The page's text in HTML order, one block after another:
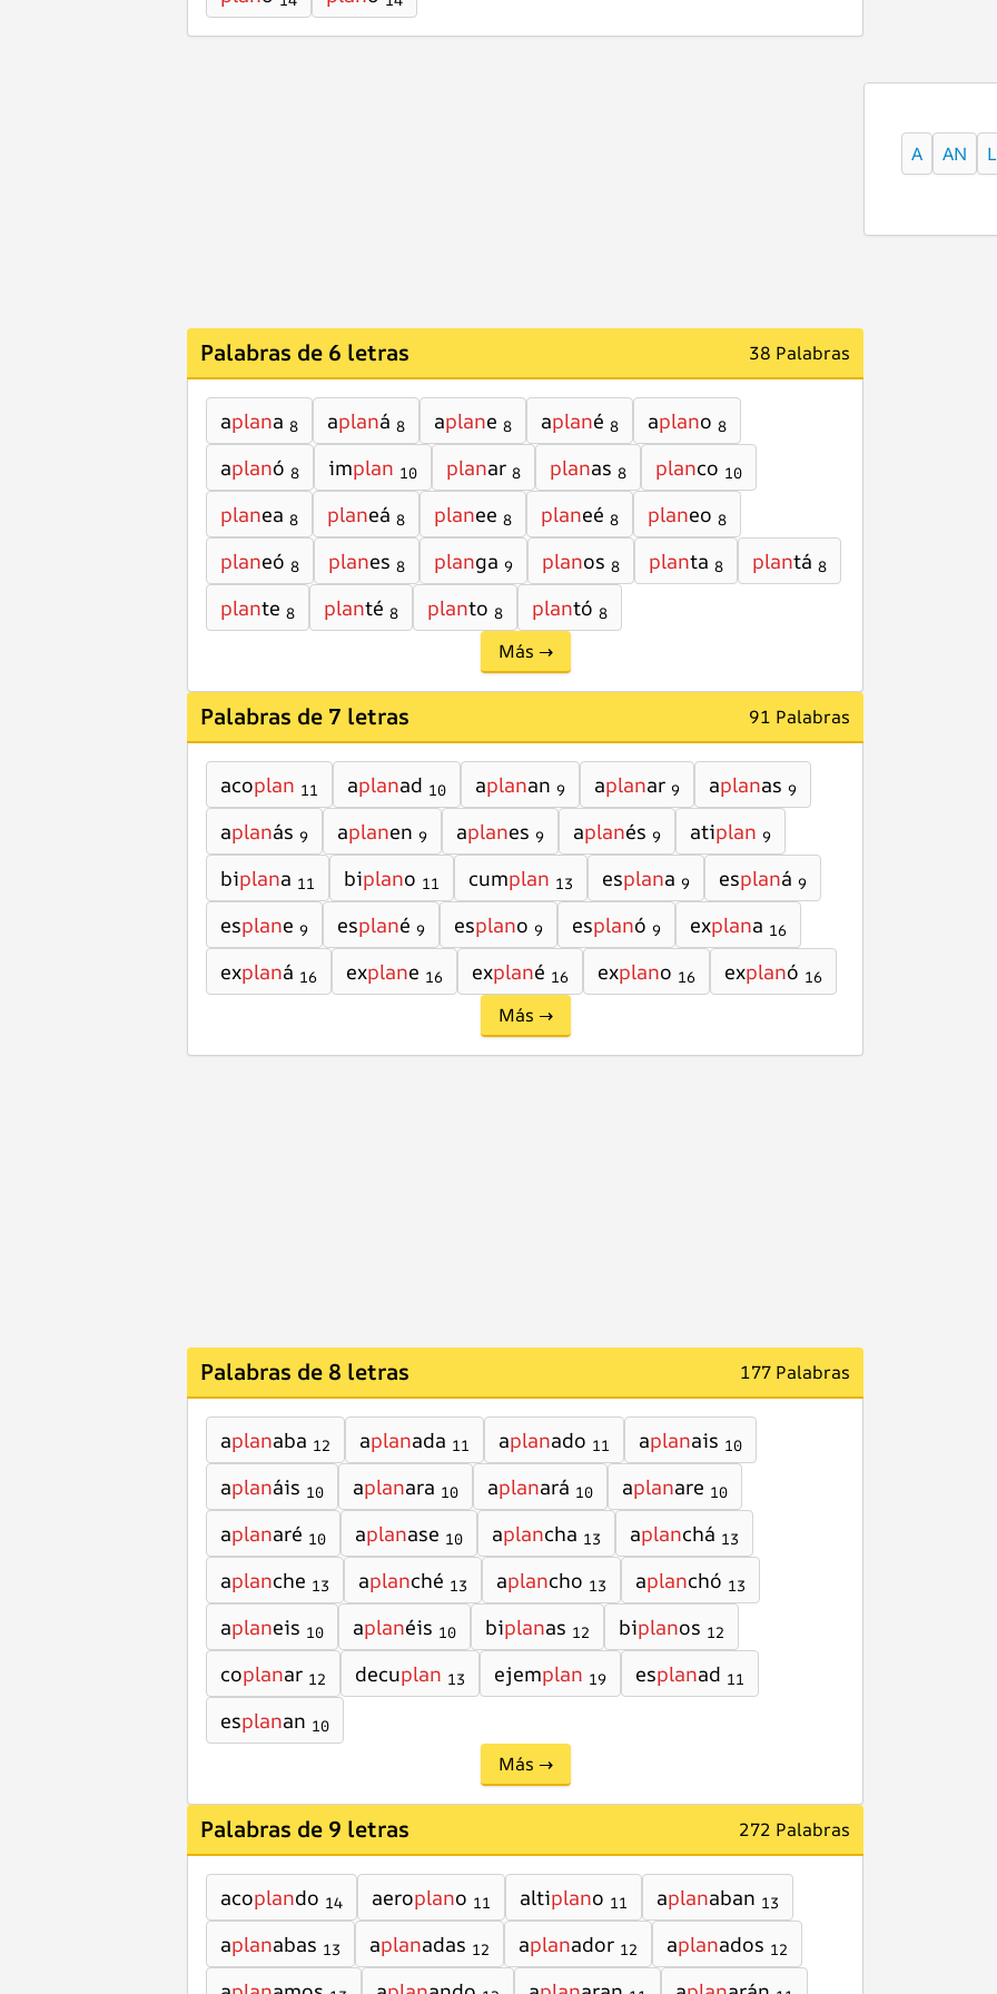
Palabras de 6 letras 38 Palabras
aplana 8 aplaná 8 aplane 8 aplané 8 aplano 8
aplanó 8 implan 10 planar 8 planas 8 planco 10
planea 8 planeá 8 planee 8 planeé 8 planeo 8
planeó 8 planes 8 planga 9 planos 8 planta 8 plantá 8
plante 8 planté 8 planto 8 plantó 8
Más →
Palabras de 7 letras 91 Palabras
acoplan 11 aplanad 10 aplanan 9 aplanar 9 aplanas 9
aplanás 9 aplanen 9 aplanes 9 aplanés 9 atiplan 9
biplana 11 biplano 11 cumplan 13 esplana 9 esplaná 9
esplane 9 esplané 9 esplano 9 esplanó 9 explana 16
explaná 16 explane 16 explané 16 explano 16 explanó 16
Más →
Palabras de 8 letras 177 Palabras
aplanaba 12 aplanada 11 aplanado 11 aplanais 10
aplanáis 10 aplanara 10 aplanará 10 aplanare 10
aplanaré 10 aplanase 10 aplancha 13 aplanchá 13
aplanche 13 aplanché 13 aplancho 13 aplanchó 13
aplaneis 10 aplanéis 10 biplanas 12 biplanos 12
coplanar 12 decuplan 13 ejemplan 19 esplanad 11
esplanan 10
Más →
Palabras de 9 letras 272 Palabras
acoplando 14 aeroplano 11 altiplano 11 aplanaban 13
aplanabas 13 aplanadas 12 aplanador 12 aplanados 12
A AN L